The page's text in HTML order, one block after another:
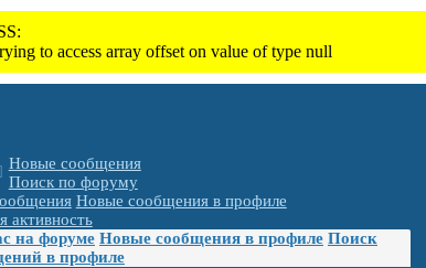
Новые сообщения
Поиск по форуму
Новые сообщения в профиле
активность
на форуме Новые сообщения в профиле Поиск
в профиле